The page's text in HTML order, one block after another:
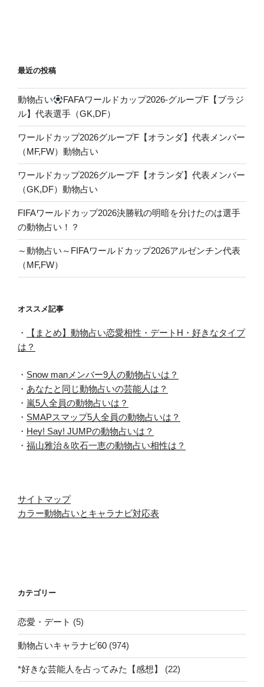
最近の投稿
動物占い
FAFAワールドカップ2026-グループF【ブラジ
ル】代表選手（GK,DF）
ワールドカップ2026グループF【オランダ】代表メンバー
（MF,FW）動物占い
ワールドカップ2026グループF【オランダ】代表メンバー
（GK,DF）動物占い
FIFAワールドカップ2026決勝戦の明暗を分けたのは選手
の動物占い！？
～動物占い～FIFAワールドカップ2026アルゼンチン代表
（MF,FW）
オススメ記事
・
【まとめ】動物占い恋愛相性・デートH・好きなタイプ
は？
・ Snow manメンバー9人の動物占いは？
・ あなたと同じ動物占いの芸能人は？
・ 嵐5人全員の動物占いは？
・ SMAPスマップ5人全員の動物占いは？
・ Hey! Say! JUMPの動物占いは？
・ 福山雅治＆吹石一恵の動物占い相性は？
サイトマップ
カラー動物占いとキャラナビ対応表
カテゴリー
恋愛・デート (5)
動物占いキャラナビ60 (974)
*好きな芸能人を占ってみた【感想】 (22)